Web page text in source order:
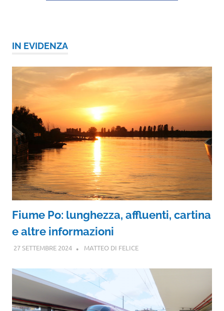
IN EVIDENZA
Fiume Po: lunghezza, affluenti, cartina
e altre informazioni
27 SETTEMBRE 2024 MATTEO DI FELICE